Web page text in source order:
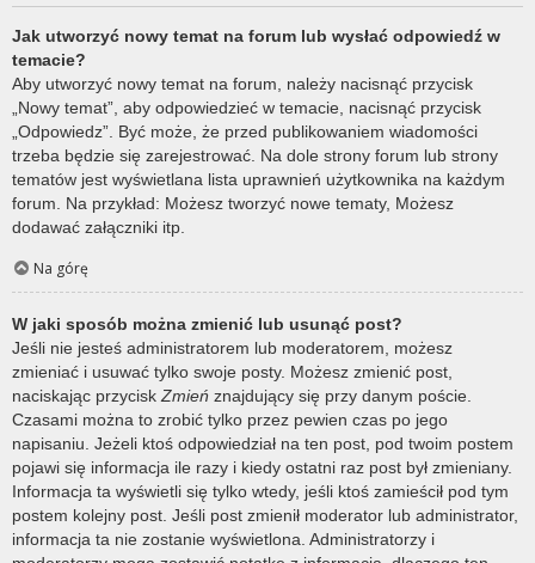
Jak utworzyć nowy temat na forum lub wysłać odpowiedź w
temacie?
Aby utworzyć nowy temat na forum, należy nacisnąć przycisk
„Nowy temat”, aby odpowiedzieć w temacie, nacisnąć przycisk
„Odpowiedz”. Być może, że przed publikowaniem wiadomości
trzeba będzie się zarejestrować. Na dole strony forum lub strony
tematów jest wyświetlana lista uprawnień użytkownika na każdym
forum. Na przykład: Możesz tworzyć nowe tematy, Możesz
dodawać załączniki itp.
Na górę
W jaki sposób można zmienić lub usunąć post?
Jeśli nie jesteś administratorem lub moderatorem, możesz
zmieniać i usuwać tylko swoje posty. Możesz zmienić post,
naciskając przycisk Zmień znajdujący się przy danym poście.
Czasami można to zrobić tylko przez pewien czas po jego
napisaniu. Jeżeli ktoś odpowiedział na ten post, pod twoim postem
pojawi się informacja ile razy i kiedy ostatni raz post był zmieniany.
Informacja ta wyświetli się tylko wtedy, jeśli ktoś zamieścił pod tym
postem kolejny post. Jeśli post zmienił moderator lub administrator,
informacja ta nie zostanie wyświetlona. Administratorzy i